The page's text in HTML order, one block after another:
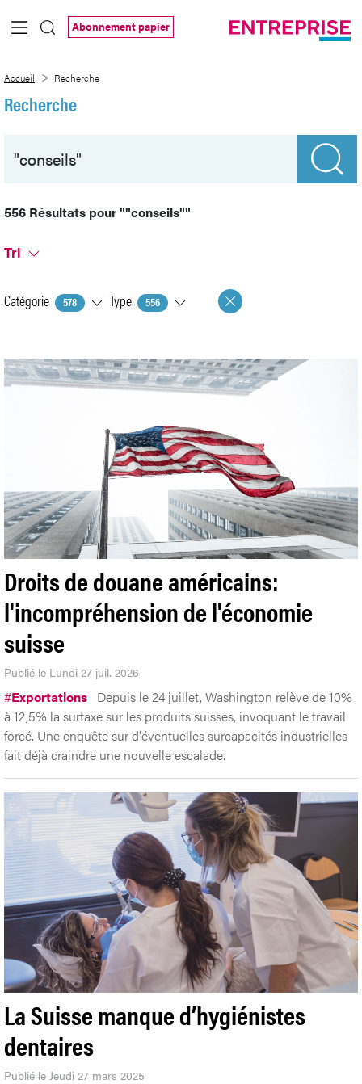
Saut au contenu principal
Abonnement papier
Accueil Recherche
Recherche
556 Résultats pour""conseils""
Tri
Catégorie 578 Type 556
Droits de douane américains:
l'incompréhension de l'économie
suisse
Publié le Lundi 27 juil. 2026
#Exportations Depuis le 24 juillet, Washington relève de 10%
à 12,5% la surtaxe sur les produits suisses, invoquant le travail
forcé. Une enquête sur d'éventuelles surcapacités industrielles
fait déjà craindre une nouvelle escalade.
La Suisse manque d’hygiénistes
dentaires
Publié le Jeudi 27 mars 2025